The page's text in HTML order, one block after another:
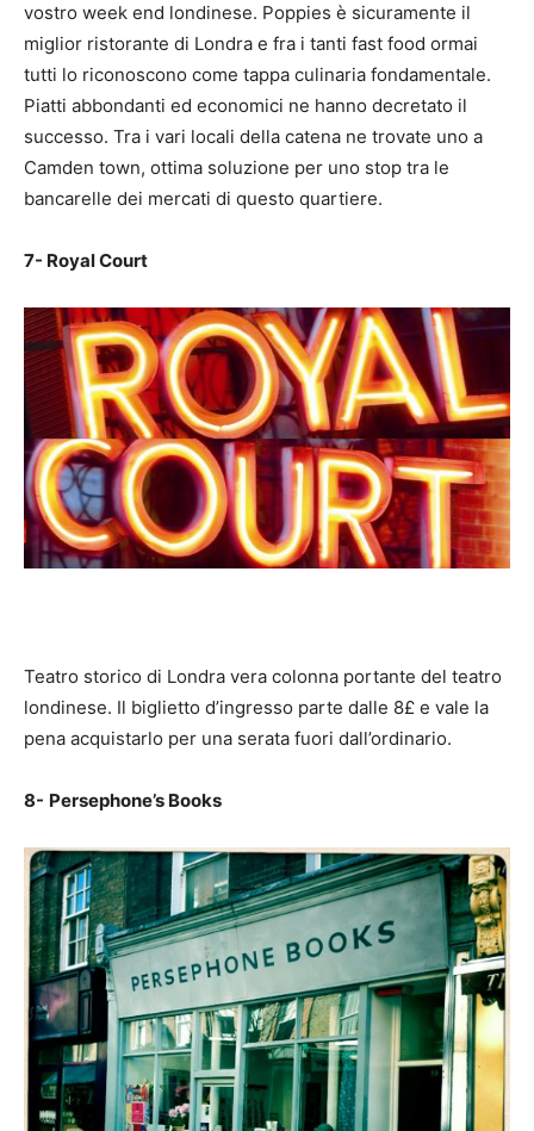
vostro week end londinese. Poppies è sicuramente il
miglior ristorante di Londra e fra i tanti fast food ormai
tutti lo riconoscono come tappa culinaria fondamentale.
Piatti abbondanti ed economici ne hanno decretato il
successo. Tra i vari locali della catena ne trovate uno a
Camden town, ottima soluzione per uno stop tra le
bancarelle dei mercati di questo quartiere.
7- Royal Court
Teatro storico di Londra vera colonna portante del teatro
londinese. Il biglietto d’ingresso parte dalle 8£ e vale la
pena acquistarlo per una serata fuori dall’ordinario.
8- Persephone’s Books